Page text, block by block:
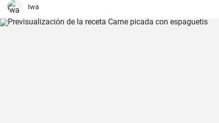
como tapas y son comúnmente acompañados con papas fritas y
Iwa